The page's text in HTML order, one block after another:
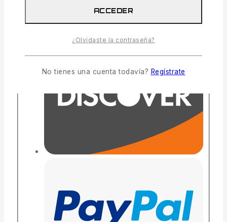
ACCEDER
¿Olvidaste la contraseña?
No tienes una cuenta todavía? Regístrate